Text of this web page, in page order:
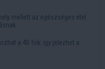
mellett az egészséges étel
a 40 fok: így jelezhet a